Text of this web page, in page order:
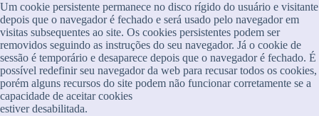
Um cookie persistente permanece no disco rígido do usuário e visitante
depois que o navegador é fechado e será usado pelo navegador em
visitas subsequentes ao site. Os cookies persistentes podem ser
removidos seguindo as instruções do seu navegador. Já o cookie de
sessão é temporário e desaparece depois que o navegador é fechado. É
possível redefinir seu navegador da web para recusar todos os cookies,
porém alguns recursos do site podem não funcionar corretamente se a
capacidade de aceitar cookies
estiver desabilitada.